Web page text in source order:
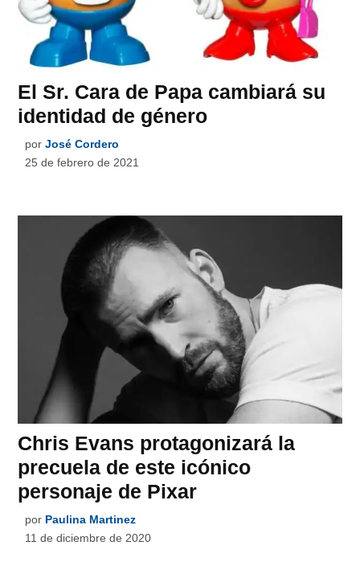
El Sr. Cara de Papa cambiará su
identidad de género
por José Cordero
25 de febrero de 2021
Chris Evans protagonizará la
precuela de este icónico
personaje de Pixar
por Paulina Martinez
11 de diciembre de 2020